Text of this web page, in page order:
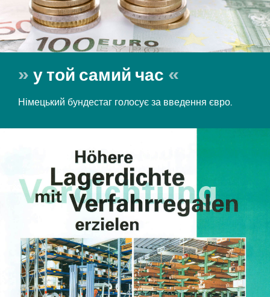
у той самий час
Німецький бундестаг голосує за введення євро.